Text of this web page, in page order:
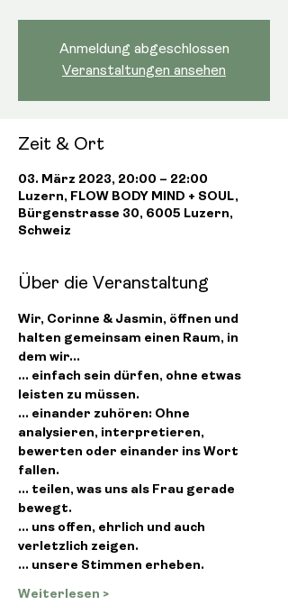
Anmeldung abgeschlossen
Veranstaltungen ansehen
Zeit & Ort
03. März 2023, 20:00 – 22:00
Luzern, FLOW BODY MIND + SOUL,
Bürgenstrasse 30, 6005 Luzern,
Schweiz
Über die Veranstaltung
Wir, Corinne & Jasmin, öffnen und
halten gemeinsam einen Raum, in
dem wir...
... einfach sein dürfen, ohne etwas
leisten zu müssen.
... einander zuhören: Ohne
analysieren, interpretieren,
bewerten oder einander ins Wort
fallen.
... teilen, was uns als Frau gerade
bewegt.
... uns offen, ehrlich und auch
verletzlich zeigen.
... unsere Stimmen erheben.
Weiterlesen >